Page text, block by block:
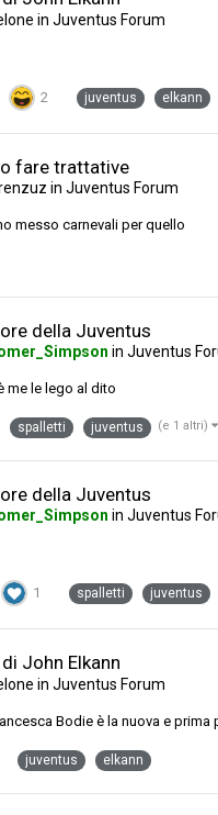
in Juventus Forum
2 juventus elkann
fare trattative
in Juventus Forum
messo carnevali per quello
della Juventus
in Juventus
me le lego al dito
spalletti juventus (e 1 altri)
della Juventus
in Juventus
1 spalletti juventus
John Elkann
in Juventus Forum
Bodie è la nuova e
juventus elkann